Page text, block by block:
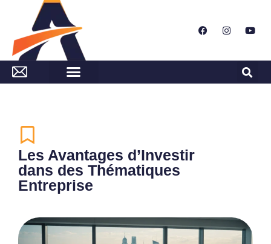
Les Avantages d’Investir
dans des Thématiques
Entreprise